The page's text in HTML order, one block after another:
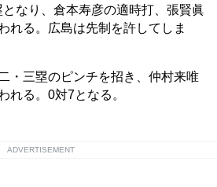
なり、倉本寿彦の適時打、張賢眞
れる。広島は先制を許してしま
・三塁のピンチを招き、仲村来唯
れる。0対7となる。
ADVERTISEMENT